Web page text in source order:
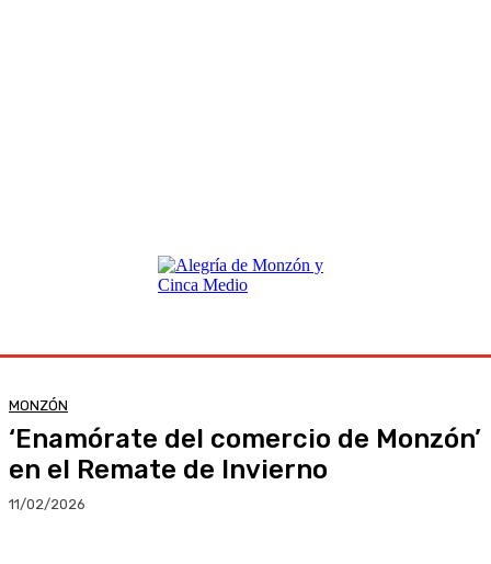
MONZÓN
‘Enamórate del comercio de Monzón’
en el Remate de Invierno
11/02/2026